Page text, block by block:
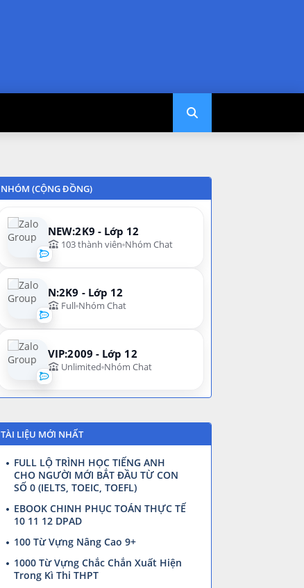
NHÓM (CỘNG ĐỒNG)
NEW:2K9 - Lớp 12
103 thành viên Nhóm Chat
N:2K9 - Lớp 12
Full Nhóm Chat
VIP:2009 - Lớp 12
Unlimited Nhóm Chat
TÀI LIỆU MỚI NHẤT
FULL LỘ TRÌNH HỌC TIẾNG ANH
CHO NGƯỜI MỚI BẮT ĐẦU TỪ CON
SỐ 0 (IELTS, TOEIC, TOEFL)
EBOOK CHINH PHỤC TOÁN THỰC TẾ
10 11 12 DPAD
100 Từ Vựng Nâng Cao 9+
1000 Từ Vựng Chắc Chắn Xuất Hiện
Trong Kì Thi THPT